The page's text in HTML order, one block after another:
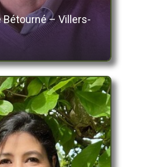
Bétourné – Villers-